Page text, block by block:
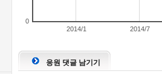
2014/1 2014/7
0
응원 댓글 남기기